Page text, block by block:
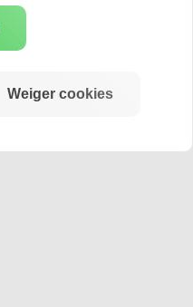
Weiger cookies